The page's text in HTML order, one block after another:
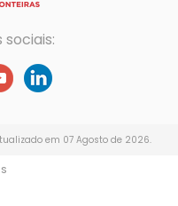
em 07 Agosto de 2026.